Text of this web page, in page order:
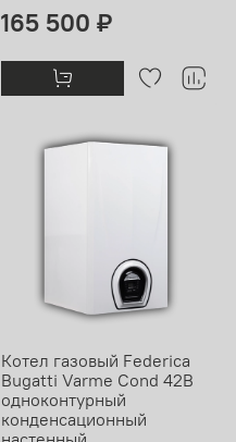
165 500 ₽
Котел газовый Federica
Bugatti Varme Cond 42В
одноконтурный
конденсационный